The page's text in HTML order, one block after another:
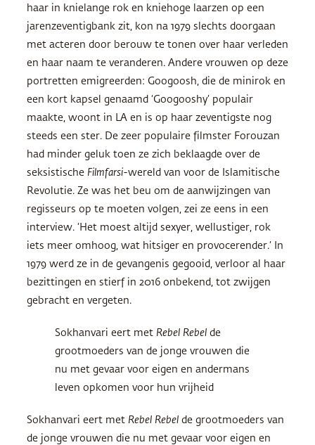
haar in knielange rok en kniehoge laarzen op een
jarenzeventigbank zit, kon na 1979 slechts doorgaan
met acteren door berouw te tonen over haar verleden
en haar naam te veranderen. Andere vrouwen op deze
portretten emigreerden: Googoosh, die de minirok en
een kort kapsel genaamd ‘Googooshy’ populair
maakte, woont in LA en is op haar zeventigste nog
steeds een ster. De zeer populaire filmster Forouzan
had minder geluk toen ze zich beklaagde over de
seksistische Filmfarsi-wereld van voor de Islamitische
Revolutie. Ze was het beu om de aanwijzingen van
regisseurs op te moeten volgen, zei ze eens in een
interview. ‘Het moest altijd sexyer, wellustiger, rok
iets meer omhoog, wat hitsiger en provocerender.’ In
1979 werd ze in de gevangenis gegooid, verloor al haar
bezittingen en stierf in 2016 onbekend, tot zwijgen
gebracht en vergeten.
Sokhanvari eert met Rebel Rebel de
grootmoeders van de jonge vrouwen die
nu met gevaar voor eigen en andermans
leven opkomen voor hun vrijheid
Sokhanvari eert met Rebel Rebel de grootmoeders van
de jonge vrouwen die nu met gevaar voor eigen en